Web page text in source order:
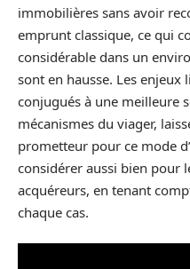
immobilières sans avoir
emprunt classique, ce qui
considérable dans un
sont en hausse. Les
conjugués à une meilleure
mécanismes du viager,
prometteur pour ce mode
considérer aussi bien pour
acquéreurs, en tenant
chaque cas.